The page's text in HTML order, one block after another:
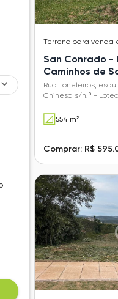
Terreno para venda
San Conrado -
Caminhos de
Rua Toneleiros,
Chinesa s/n.º -
554 m²
Comprar: R$